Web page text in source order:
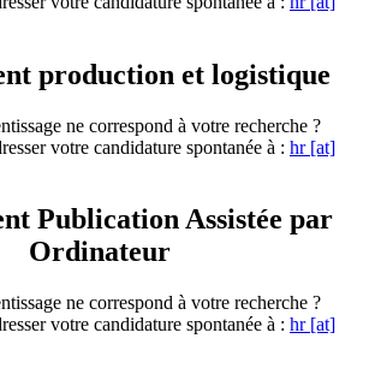
production et logistique
ne correspond à votre recherche ?
votre candidature spontanée à : hr [at]
Publication Assistée par
Ordinateur
ne correspond à votre recherche ?
votre candidature spontanée à : hr [at]